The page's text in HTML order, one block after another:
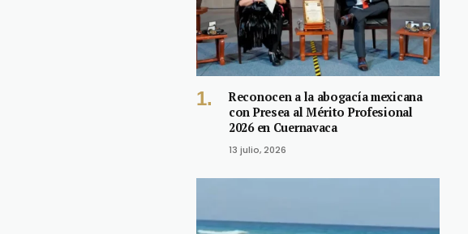
Reconocen a la abogacía mexicana
con Presea al Mérito Profesional
2026 en Cuernavaca
13 julio, 2026